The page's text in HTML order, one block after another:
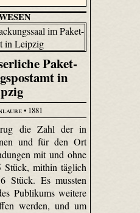
Paket-
in
• 1881
die Zahl der in
und für den Ort
mit und ohne
Stück, mithin täglich
Stück. Es mussten
Publikums weitere
werden, und um